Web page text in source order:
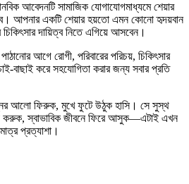
আবেদনটি সামাজিক যোগাযোগমাধ্যমে শেয়ার
আপনার একটি শেয়ার হয়তো এমন কোনো হৃদয়বান
চিকিৎসার দায়িত্ব নিতে এগিয়ে আসবেন।
আগে রোগী, পরিবারের পরিচয়, চিকিৎসার
বাছাই করে সহযোগিতা করার জন্য সবার প্রতি
আলো ফিরুক, মুখে ফুটে উঠুক হাসি। সে সুস্থ
করুক, স্বাভাবিক জীবনে ফিরে আসুক—এটাই এখন
প্রত্যাশা।